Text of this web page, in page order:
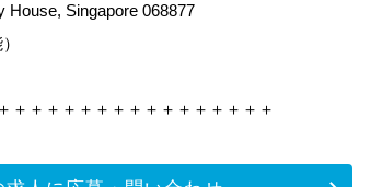
House, Singapore 068877
＋＋＋＋＋＋＋＋＋＋＋＋＋＋＋＋